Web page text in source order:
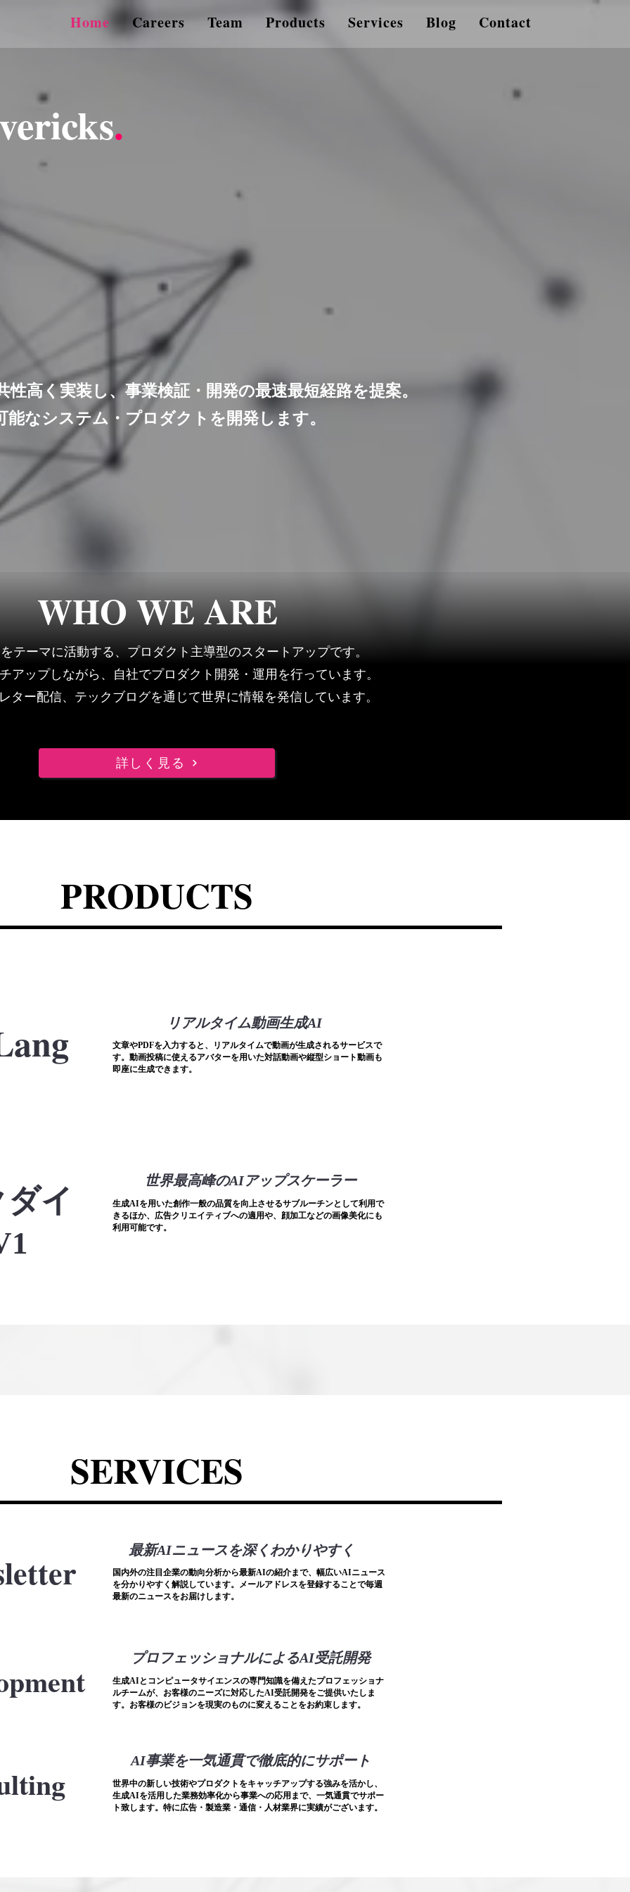
Home Careers Team Products Services Blog Contact
.
高く実装し、事業検証・開発の最速最短経路を提案。
なシステム・プロダクトを開発します。
WHO WE ARE
をテーマに活動する、プロダクト主導型のスタートアップ​です。
アップしながら、自社でプロダクト開発 ・運用を行っています。
ター配信、テックブログを通じて世界に情報を発信しています。
詳しく見る
PRODUCTS
文章やPDFを入力すると、リアルタイムで動画が生成されるサービスで
す。動画投稿に使えるアバターを用いた対話動画や縦型ショート動画も
即座に生成できます。
リアルタイム動画生成AI
​生成AIを用いた創作一般の品質を向上させるサブルーチンとして利用で
きるほか、広告クリエイティブへの適用や、顔加工などの画像美化にも
利用可能です。
イ
世界最高峰のAIアップスケーラー
SERVICES
国内外の注目企業の動向分析から最新AIの紹介まで、幅広いAIニュース
を分かりやすく解説しています。メールアドレスを登録することで毎週
最新のニュースをお届けします。
最新AIニュースを深くわかりやすく
生成AIとコンピュータサイエンスの専門知識を備えたプロフェッショナ
ルチームが、お客様のニーズに対応したAI受託開発をご提供いたしま
す。お客様のビジョンを現実のものに変えることをお約束します。
プロフェッショナルによるAI受託開発
世界中の新しい技術やプロダクトをキャッチアップする強みを活かし、
生成AIを活用した業務効率化から事業への応用まで、一気通貫でサポー
ト致します。特に広告・製造業・通信・人材業界に実績がございます。
AI事業を一気通貫で徹底的にサポート